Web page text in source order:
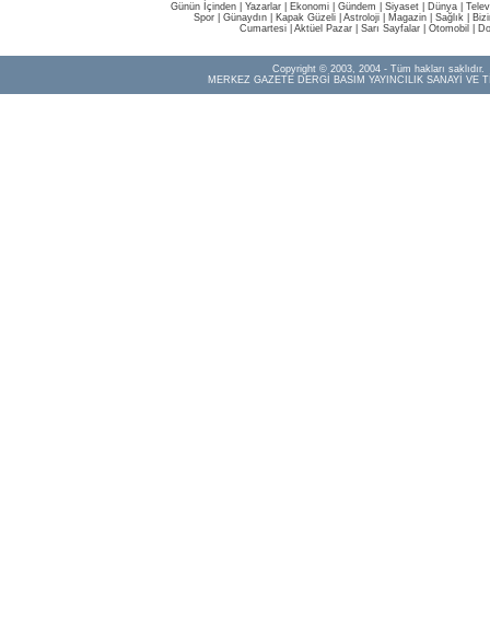
Günün İçinden Yazarlar Ekonomi Gündem Siyaset Dünya |
Spor
Günaydın Kapak Güzeli Astroloji Magazin Sağlık
Cumartesi| Aktüel Pazar| Sarı Sayfalar| Otomobil
Copyright © 2003, 2004 - Tüm hakları saklıdır.
MERKEZ GAZETE DERGİ BASIM YAYINCILIK SANAYİ VE